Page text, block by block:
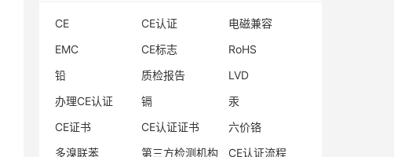
CE CE认证
电磁兼容
EMC
CE标志
RoHS
铅
质检报告
LVD
办理CE认证
镉
汞
CE证书
CE认证证书
六价铬
多溴联苯
第三方检测机构
CE认证流程